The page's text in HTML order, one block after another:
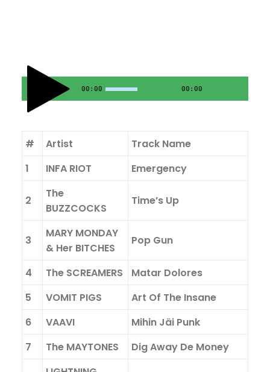
00:00 00:00
# Artist
Track Name
1
INFA RIOT Emergency
2
The
BUZZCOCKS
Time’s Up
3
MARY MONDAY
& Her BITCHES
Pop Gun
4 The SCREAMERS
Matar Dolores
5
VOMIT PIGS
Art Of The Insane
6
VAAVI
Mihin Jäi Punk
7
The MAYTONES
Dig Away De Money